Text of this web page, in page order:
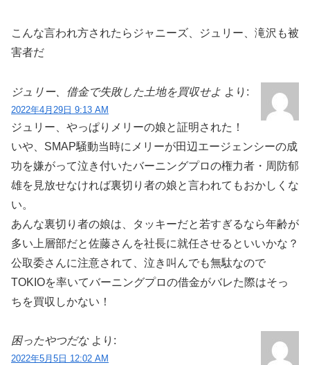
こんな言われ方されたらジャニーズ、ジュリー、滝沢も被
害者だ
ジュリー、借金で失敗した土地を買収せよ より:
2022年4月29日 9:13 AM
ジュリー、やっぱりメリーの娘と証明された！
いや、SMAP騒動当時にメリーが田辺エージェンシーの成
功を嫌がって泣き付いたバーニングプロの権力者・周防郁
雄を見放せなければ裏切り者の娘と言われてもおかしくな
い。
あんな裏切り者の娘は、タッキーだと若すぎるなら年齢が
多い上層部だと佐藤さんを社長に就任させるといいかな？
公取委さんに注意されて、泣き叫んでも無駄なので
TOKIOを率いてバーニングプロの借金がバレた際はそっ
ちを買収しかない！
困ったやつだな より:
2022年5月5日 12:02 AM